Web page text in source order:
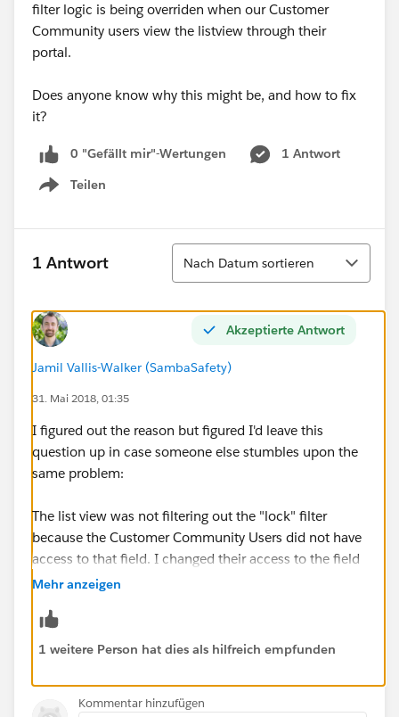
filter logic is being overriden when our Customer
Community users view the listview through their
portal.
Does anyone know why this might be, and how to fix
it?
0 "Gefällt mir"-Wertungen
1 Antwort
Teilen
Show menu
1 Antwort
Sortieren
Nach Datum sortieren
Akzeptierte Antwort
Jamil Vallis-Walker (SambaSafety)
31. Mai 2018, 01:35
I figured out the reason but figured I'd leave this
question up in case someone else stumbles upon the
same problem:
The list view was not filtering out the "lock" filter
because the Customer Community Users did not have
access to that field. I changed their access to the field
and the listview worked fine in the portal.
Mehr anzeigen
1 weitere Person hat dies als hilfreich empfunden
Kommentar hinzufügen